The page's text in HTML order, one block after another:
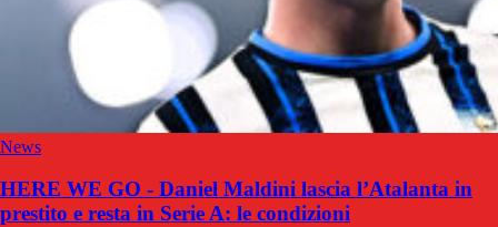
News
HERE WE GO - Daniel Maldini lascia l’Atalanta in
prestito e resta in Serie A: le condizioni